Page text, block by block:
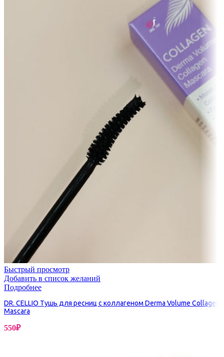
Быстрый просмотр
Добавить в список желаний
Подробнее
DR. CELLIO Тушь для ресниц с коллагеном Derma Volume Collagen
Mascara
550₽